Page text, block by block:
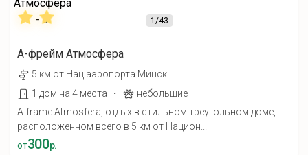
1/43
А-фрейм Атмосфера
5 км от Нац.аэропорта Минск
1 дом на 4 места
·
небольшие
A-frame Atmosfera, отдых в стильном треугольном доме,
расположенном всего в 5 км от Национ...
от300р.